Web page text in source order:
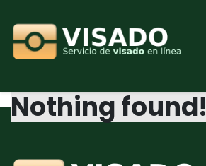
content
Nothing found!